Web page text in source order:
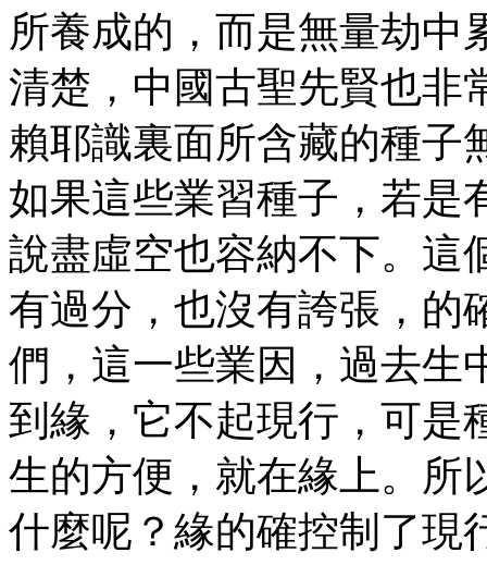
所養成的，而是無量劫中
清楚，中國古聖先賢也非
賴耶識裏面所含藏的種子
如果這些業習種子，若是
說盡虛空也容納不下。這
有過分，也沒有誇張，的
們，這一些業因，過去生
到緣，它不起現行，可是
生的方便，就在緣上。所
什麼呢？緣的確控制了現